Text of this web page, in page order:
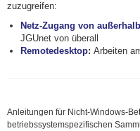
zuzugreifen:
Netz-Zugang von
JGUnet von überall
Remotedesktop:Arbeiten
Anleitungen für Nicht-Windows-
betriebssystemspezifischen